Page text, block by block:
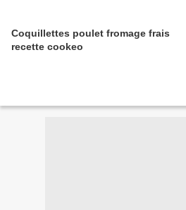
Coquillettes poulet fromage frais
recette cookeo